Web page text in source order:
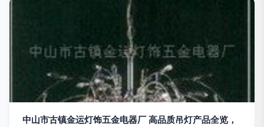
中山市古镇金运灯饰五金电器厂 高品质吊灯产品全览，